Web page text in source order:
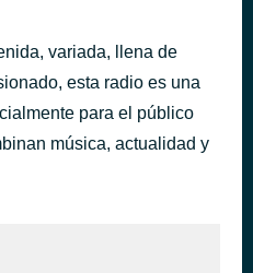
hace 4 horas
variada, llena de
esta radio es una
para el público
música, actualidad y